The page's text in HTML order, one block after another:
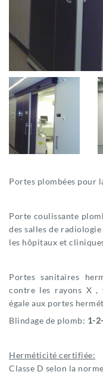
Portes plombées pour
Porte coulissante
des salles de
les hôpitaux et
Portes sanitaires
contre les rayons X ,
égale aux portes
Blindage de plomb: 1-
Herméticité certifiée:
Classe D selon la norme